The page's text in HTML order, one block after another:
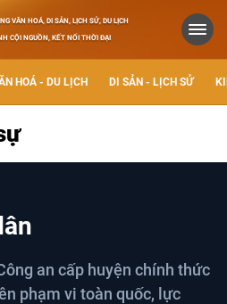
VĂN HOÁ, DI SẢN, LỊCH SỬ, DU LỊCH
CỘI NGUỒN, KẾT NỐI THỜI ĐẠI
HOÁ - DU LỊCH DI SẢN - LỊCH SỬ
an cấp huyện chính thức
phạm vi toàn quốc, lực